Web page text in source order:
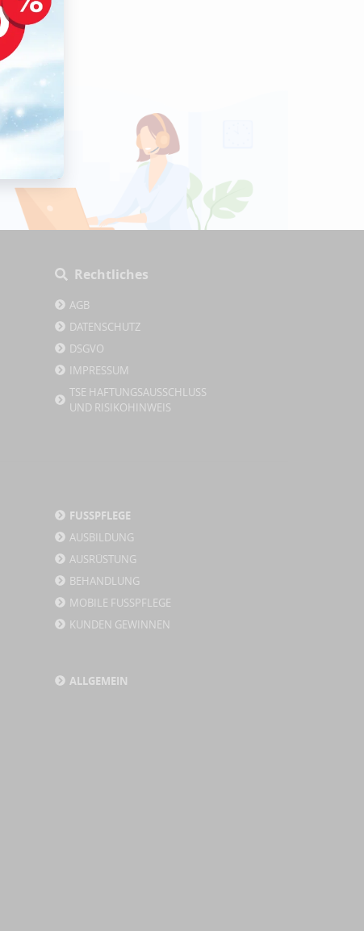
Rechtliches
AGB
DATENSCHUTZ
DSGVO
IMPRESSUM
TSE HAFTUNGSAUSSCHLUSS
UND RISIKOHINWEIS
FUSSPFLEGE
AUSBILDUNG
AUSRÜSTUNG
BEHANDLUNG
MOBILE FUSSPFLEGE
KUNDEN GEWINNEN
ALLGEMEIN